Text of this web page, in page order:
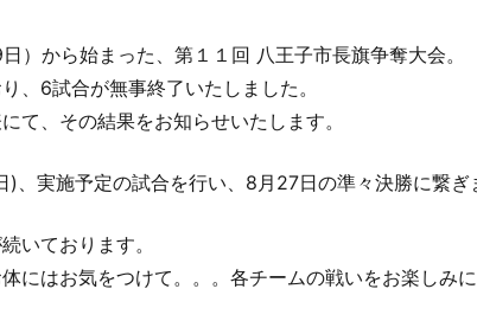
）から始まった、第１１回 八王子市長旗争奪大会。
、6試合が無事終了いたしました。
て、その結果をお知らせいたします。
)、実施予定の試合を行い、8月27日の準々決勝に繋ぎ
いております。
にはお気をつけて。。。各チームの戦いをお楽しみに